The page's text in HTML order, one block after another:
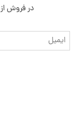
در فروش
ایمیل